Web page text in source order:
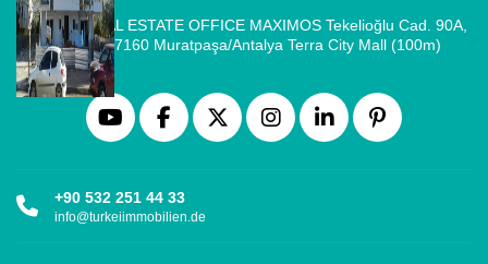
ANTALYA REAL ESTATE OFFICE MAXIMOS Tekelioğlu Cad. 90A,
Fener Mah., 07160 Muratpaşa/Antalya Terra City Mall (100m)
+90 532 251 44 33
info@turkeiimmobilien.de